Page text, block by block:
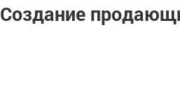
Создание